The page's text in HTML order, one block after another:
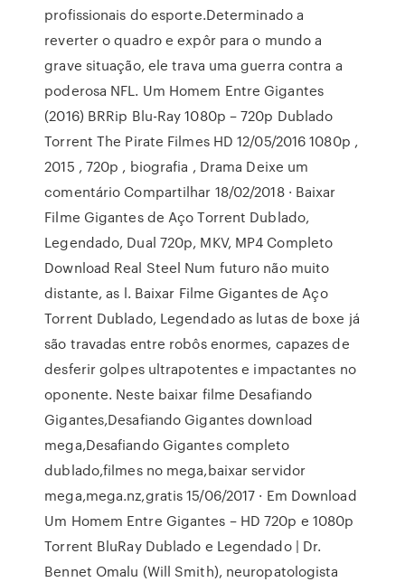
profissionais do esporte.Determinado a
reverter o quadro e expôr para o mundo a
grave situação, ele trava uma guerra contra a
poderosa NFL. Um Homem Entre Gigantes
(2016) BRRip Blu-Ray 1080p – 720p Dublado
Torrent The Pirate Filmes HD 12/05/2016 1080p ,
2015 , 720p , biografia , Drama Deixe um
comentário Compartilhar 18/02/2018 · Baixar
Filme Gigantes de Aço Torrent Dublado,
Legendado, Dual 720p, MKV, MP4 Completo
Download Real Steel Num futuro não muito
distante, as l. Baixar Filme Gigantes de Aço
Torrent Dublado, Legendado as lutas de boxe já
são travadas entre robôs enormes, capazes de
desferir golpes ultrapotentes e impactantes no
oponente. Neste baixar filme Desafiando
Gigantes,Desafiando Gigantes download
mega,Desafiando Gigantes completo
dublado,filmes no mega,baixar servidor
mega,mega.nz,gratis 15/06/2017 · Em Download
Um Homem Entre Gigantes – HD 720p e 1080p
Torrent BluRay Dublado e Legendado | Dr.
Bennet Omalu (Will Smith), neuropatologista